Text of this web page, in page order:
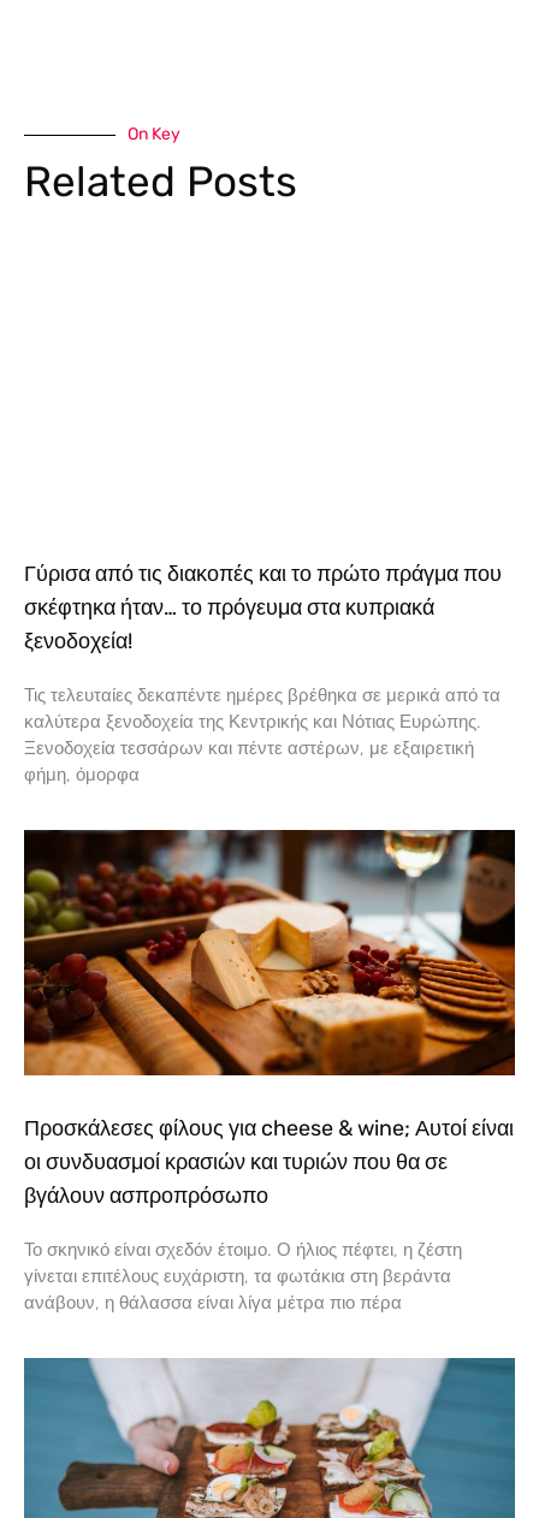
On Key
Related Posts
Γύρισα από τις διακοπές και το πρώτο πράγμα που
σκέφτηκα ήταν… το πρόγευμα στα κυπριακά
ξενοδοχεία!
Τις τελευταίες δεκαπέντε ημέρες βρέθηκα σε μερικά από τα
καλύτερα ξενοδοχεία της Κεντρικής και Νότιας Ευρώπης.
Ξενοδοχεία τεσσάρων και πέντε αστέρων, με εξαιρετική
φήμη, όμορφα
Προσκάλεσες φίλους για cheese & wine; Αυτοί είναι
οι συνδυασμοί κρασιών και τυριών που θα σε
βγάλουν ασπροπρόσωπο
Το σκηνικό είναι σχεδόν έτοιμο. Ο ήλιος πέφτει, η ζέστη
γίνεται επιτέλους ευχάριστη, τα φωτάκια στη βεράντα
ανάβουν, η θάλασσα είναι λίγα μέτρα πιο πέρα